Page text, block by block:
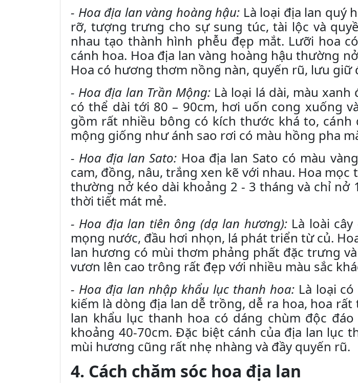
- Hoa địa lan vàng hoàng hậu: Là loại địa lan quý
rỡ, tượng trưng cho sự sung túc, tài lộc và
nhau tạo thành hình phễu đẹp mắt. Lưỡi hoa
cánh hoa. Hoa địa lan vàng hoàng hậu thường
Hoa có hương thơm nồng nàn, quyến rũ, lưu giữ
- Hoa địa lan Trần Mộng:Là loại lá dài, màu xanh
có thể dài tới 80 – 90cm, hơi uốn cong xuống
gồm rất nhiều bông có kích thước khá to,
mộng giống như ánh sao rơi có màu hồng pha
- Hoa địa lan Sato: Hoa địa lan Sato có màu
cam, đồng, nâu, trắng xen kẽ với nhau. Hoa
thường nở kéo dài khoảng 2 - 3 tháng và chỉ nở
thời tiết mát mẻ.
- Hoa địa lan tiên ông (dạ lan hương):Là loài cây
mọng nước, đầu hơi nhọn, lá phát triển từ củ.
lan hương có mùi thơm phảng phất đặc trưng
vươn lên cao trông rất đẹp với nhiều màu sắc
- Hoa địa lan nhập khẩu lục thanh hoa:Là loại có
kiếm là dòng địa lan dễ trồng, dễ ra hoa, hoa
lan khẩu lục thanh hoa có dáng chùm độc
khoảng 40-70cm. Đặc biệt cánh của địa lan lục
mùi hương cũng rất nhẹ nhàng và đầy quyến rũ.
4. Cách chăm sóc hoa địa lan